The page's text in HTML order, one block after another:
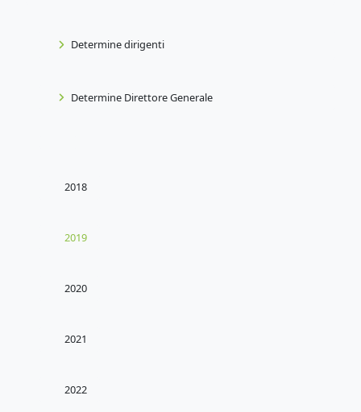
Determine dirigenti
Determine Direttore Generale
2018
2019
2020
2021
2022